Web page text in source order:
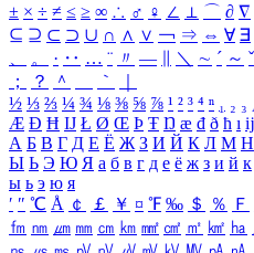
± × ÷ ≠ ≤ ≥ ∞ ∴ ♂ ♀ ∠ ⊥ ⌒ ∂ ∇
⊆ ⊇ ⊂ ⊃ ∪ ∩ ∧ ∨ ￢ ⇒ ⇔ ∀ ∃
、
。 · ‥ … ¨ 〃 ― ＼ ∼ ´ ～ ˇ
；
？ ＾ ｀
½ ⅓ ⅔ ¼ ¾ ⅛ ⅜ ⅝ ⅞ ¹ ² ³ ⁴ ⁿ ₁ ₂ ₃
Æ Ð Ħ Ĳ Ł Ø Œ Þ Ŧ Ŋ æ đ ð ħ ı ĳ
А Б В Г Д Е Ё Ж З И Й К Л М Н
Ы Ь Э Ю Я а б в г д е ё ж з и й к
ы ь э ю я
′ ″ ℃ Å ￠ ￡ ￥ ¤ ℉ ‰ ＄ ％ Ｆ
㎙ ㎚ ㎛ ㎜ ㎝ ㎞ ㎟ ㎠ ㎡ ㎢ ㏊